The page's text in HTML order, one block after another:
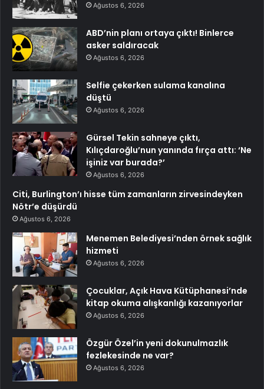
Ağustos 6, 2026
ABD’nin planı ortaya çıktı! Binlerce
asker saldıracak
Ağustos 6, 2026
Selfie çekerken sulama kanalına
düştü
Ağustos 6, 2026
Gürsel Tekin sahneye çıktı,
Kılıçdaroğlu’nun yanında fırça attı: ‘Ne
işiniz var burada?’
Ağustos 6, 2026
Citi, Burlington’ı hisse tüm zamanların zirvesindeyken
Nötr’e düşürdü
Ağustos 6, 2026
Menemen Belediyesi’nden örnek sağlık
hizmeti
Ağustos 6, 2026
Çocuklar, Açık Hava Kütüphanesi’nde
kitap okuma alışkanlığı kazanıyorlar
Ağustos 6, 2026
Özgür Özel’in yeni dokunulmazlık
fezlekesinde ne var?
Ağustos 6, 2026